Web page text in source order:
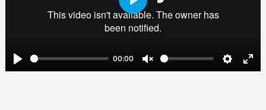
Play
00:00
Unmute SettingsEnter
Play